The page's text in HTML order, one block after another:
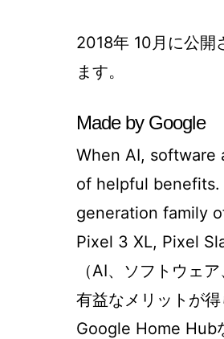
2018年 10月に公開
ます。
Made by Google
When AI, software
of helpful benefits.
generation family
Pixel 3 XL, Pixel
（AI、ソフトウェ
有益なメリットが
Google Home Hub